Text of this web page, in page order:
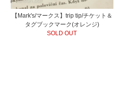
【Mark's/マークス】trip tip/チケット＆
タグブックマーク(オレンジ)
SOLD OUT